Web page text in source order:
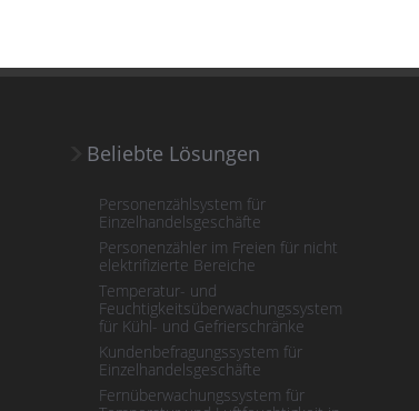
Beliebte Lösungen
Personenzählsystem für
Einzelhandelsgeschäfte
Personenzähler im Freien für nicht
elektrifizierte Bereiche
Temperatur- und
Feuchtigkeitsüberwachungssystem
für Kühl- und Gefrierschränke
Kundenbefragungssystem für
Einzelhandelsgeschäfte
Fernüberwachungssystem für